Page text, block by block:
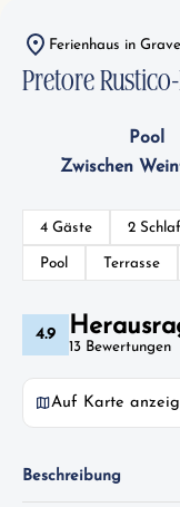
Ferienhaus in
Pretore
Pool
Zwischen
4 Gäste 2
Pool Terrasse
4.9
13 Bewertungen
Auf Karte
Beschreibung